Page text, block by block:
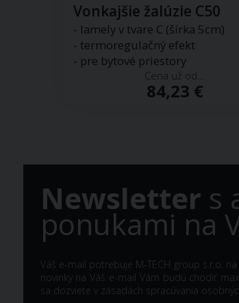
Vonkajšie žalúzie C50
- lamely v tvare C (šírka 5cm)
- termoregulačný efekt
- pre bytové priestory
Cena už od...
84,23 €
Newsletter s
ponukami na
Váš e-mail potrebuje M-TECH group s.r.o.
novinky na Váš e-mail Vám budú chodiť
sa dozviete v zásadách spracúvania